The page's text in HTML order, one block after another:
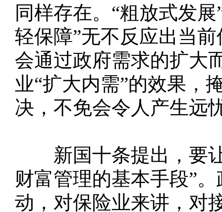
同样存在。“粗放式发
轻保障”无不反应出当
会通过政府需求的扩大
业“扩大内需”的效果，
决，不免会令人产生远
新国十条提出，要让
财富管理的基本手段”
动，对保险业来讲，对